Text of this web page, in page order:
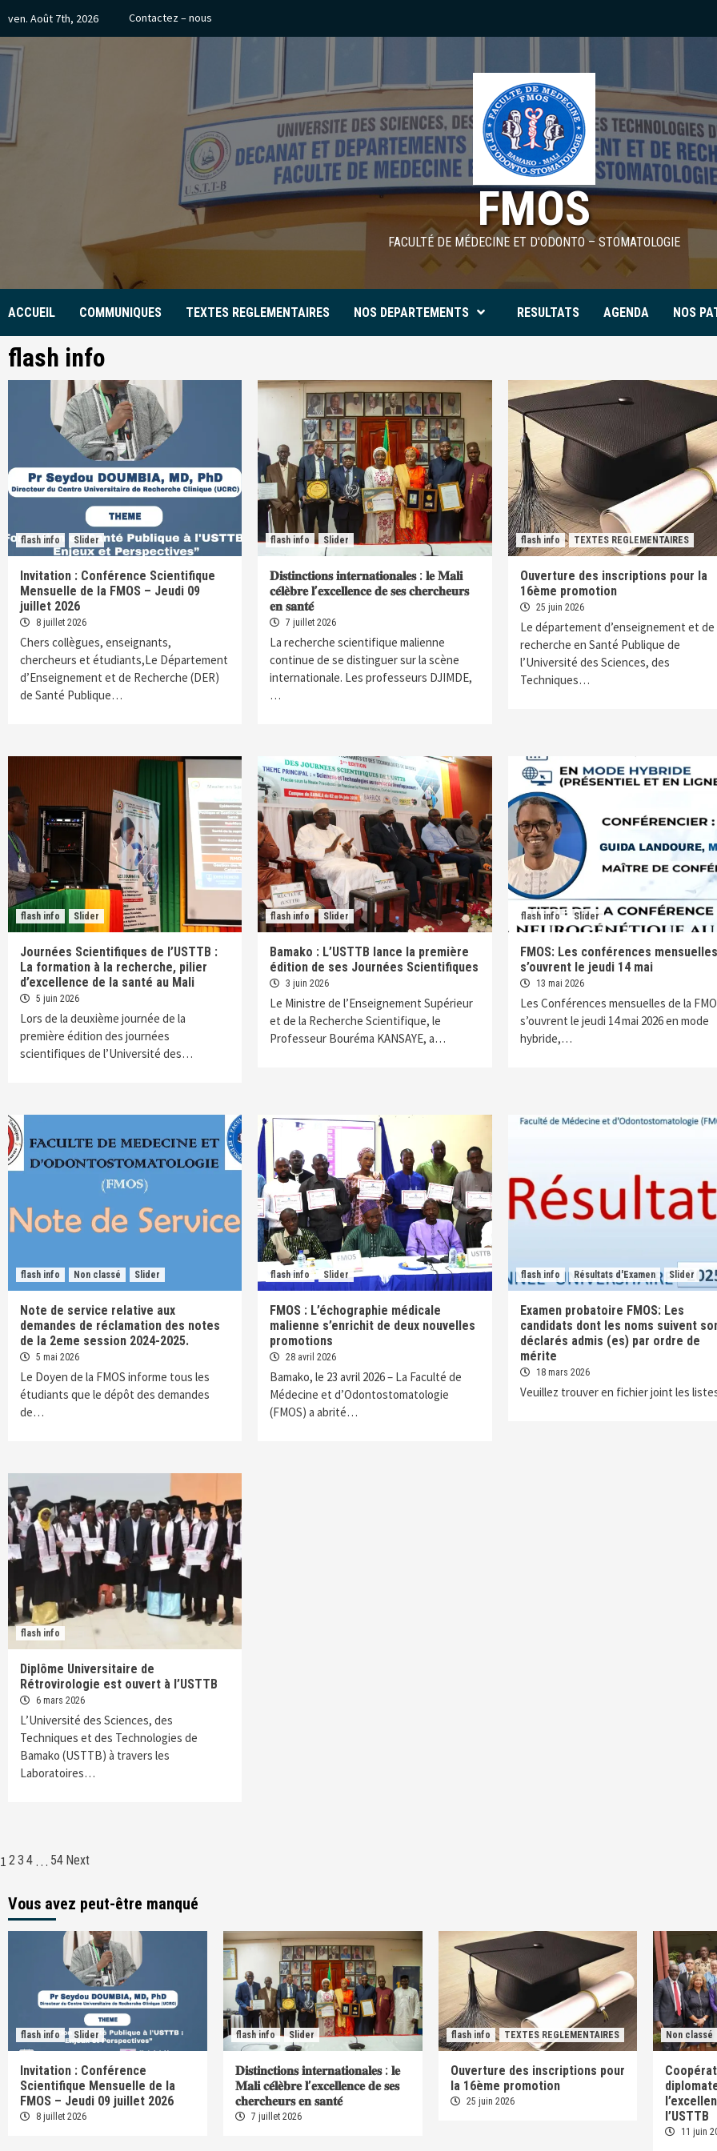
content
ven. Août 7th, 2026 Contactez – nous
FMOS
FACULTÉ DE MÉDECINE ET D'ODONTO – STOMATOLOGIE
ACCUEIL COMMUNIQUES TEXTES REGLEMENTAIRES NOS DEPARTEMENTS RESULTATS AGENDA NOS
flash info
flash info Slider
Invitation : Conférence Scientifique
Mensuelle de la FMOS – Jeudi 09
juillet 2026
8 juillet 2026
Chers collègues, enseignants,
chercheurs et étudiants,Le Département
d’Enseignement et de Recherche (DER)
de Santé Publique…
flash info Slider
𝐃𝐢𝐬𝐭𝐢𝐧𝐜𝐭𝐢𝐨𝐧𝐬 𝐢𝐧𝐭𝐞𝐫𝐧𝐚𝐭𝐢𝐨𝐧𝐚𝐥𝐞𝐬 : 𝐥𝐞 𝐌𝐚𝐥𝐢
𝐜𝐞́𝐥𝐞̀𝐛𝐫𝐞 𝐥’𝐞𝐱𝐜𝐞𝐥𝐥𝐞𝐧𝐜𝐞 𝐝𝐞 𝐬𝐞𝐬 𝐜𝐡𝐞𝐫𝐜𝐡𝐞𝐮𝐫𝐬
𝐞𝐧 𝐬𝐚𝐧𝐭𝐞́
7 juillet 2026
La recherche scientifique malienne
continue de se distinguer sur la scène
internationale. Les professeurs DJIMDE,
…
flash info TEXTES REGLEMENTAIRES
Ouverture des inscriptions pour la
16ème promotion
25 juin 2026
Le département d’enseignement et de
recherche en Santé Publique de
l’Université des Sciences, des
Techniques…
flash info Slider
Journées Scientifiques de l’USTTB :
La formation à la recherche, pilier
d’excellence de la santé au Mali
5 juin 2026
Lors de la deuxième journée de la
première édition des journées
scientifiques de l’Université des…
flash info Slider
Bamako : L’USTTB lance la première
édition de ses Journées Scientifiques
3 juin 2026
Le Ministre de l’Enseignement Supérieur
et de la Recherche Scientifique, le
Professeur Bouréma KANSAYE, a…
flash info Slider
FMOS: Les conférences mensuelles
s’ouvrent le jeudi 14 mai
13 mai 2026
Les Conférences mensuelles de la
s’ouvrent le jeudi 14 mai 2026 en mode
hybride,…
flash info Non classé Slider
Note de service relative aux
demandes de réclamation des notes
de la 2eme session 2024-2025.
5 mai 2026
Le Doyen de la FMOS informe tous les
étudiants que le dépôt des demandes
de…
flash info Slider
FMOS : L’échographie médicale
malienne s’enrichit de deux nouvelles
promotions
28 avril 2026
Bamako, le 23 avril 2026 – La Faculté de
Médecine et d’Odontostomatologie
(FMOS) a abrité…
flash info Résultats d'Examen Slider
Examen probatoire FMOS: Les
candidats dont les noms suivent
déclarés admis (es) par ordre de
mérite
18 mars 2026
Veuillez trouver en fichier joint les
flash info
Diplôme Universitaire de
Rétrovirologie est ouvert à l’USTTB
6 mars 2026
L’Université des Sciences, des
Techniques et des Technologies de
Bamako (USTTB) à travers les
Laboratoires…
Navigation
articles
1 2 3 4 … 54 Next
Vous avez peut-être manqué
flash info Slider
Invitation : Conférence
Scientifique Mensuelle de la
FMOS – Jeudi 09 juillet 2026
8 juillet 2026
flash info Slider
𝐃𝐢𝐬𝐭𝐢𝐧𝐜𝐭𝐢𝐨𝐧𝐬 𝐢𝐧𝐭𝐞𝐫𝐧𝐚𝐭𝐢𝐨𝐧𝐚𝐥𝐞𝐬 : 𝐥𝐞
𝐌𝐚𝐥𝐢 𝐜𝐞́𝐥𝐞̀𝐛𝐫𝐞 𝐥’𝐞𝐱𝐜𝐞𝐥𝐥𝐞𝐧𝐜𝐞 𝐝𝐞 𝐬𝐞𝐬
𝐜𝐡𝐞𝐫𝐜𝐡𝐞𝐮𝐫𝐬 𝐞𝐧 𝐬𝐚𝐧𝐭𝐞́
7 juillet 2026
flash info TEXTES REGLEMENTAIRES
Ouverture des inscriptions pour
la 16ème promotion
25 juin 2026
Non classé
l’USTTB
11 juin